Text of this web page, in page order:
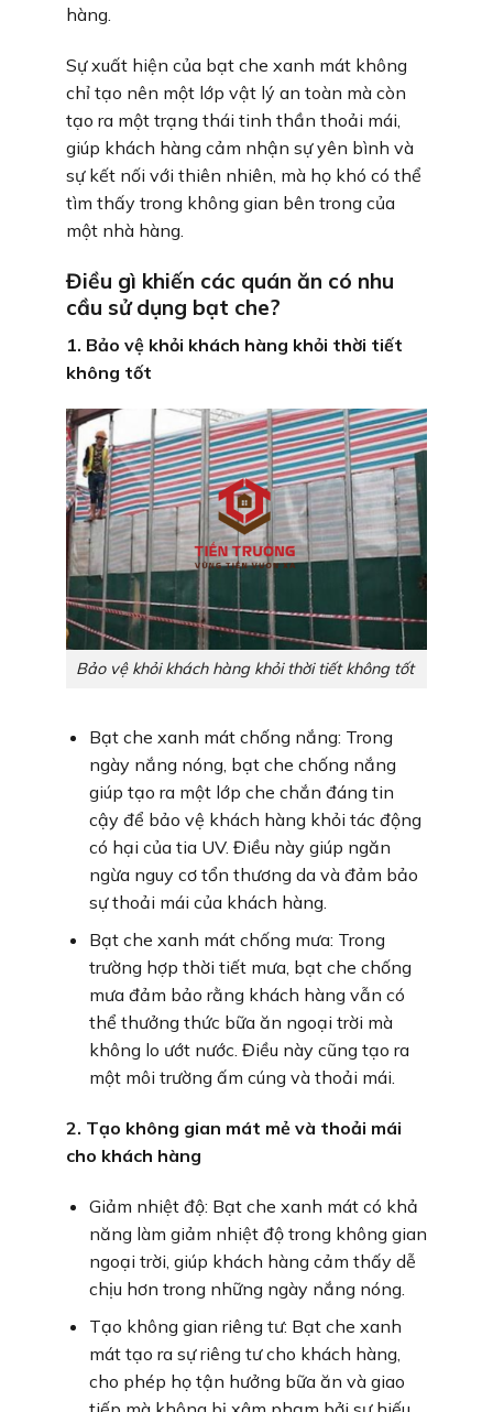
hàng.
Sự xuất hiện của bạt che xanh mát không
chỉ tạo nên một lớp vật lý an toàn mà còn
tạo ra một trạng thái tinh thần thoải mái,
giúp khách hàng cảm nhận sự yên bình và
sự kết nối với thiên nhiên, mà họ khó có thể
tìm thấy trong không gian bên trong của
một nhà hàng.
Điều gì khiến các quán ăn có nhu
cầu sử dụng bạt che?
1. Bảo vệ khỏi khách hàng khỏi thời tiết
không tốt
Bảo vệ khỏi khách hàng khỏi thời tiết không tốt
Bạt che xanh mát chống nắng: Trong
ngày nắng nóng, bạt che chống nắng
giúp tạo ra một lớp che chắn đáng tin
cậy để bảo vệ khách hàng khỏi tác động
có hại của tia UV. Điều này giúp ngăn
ngừa nguy cơ tổn thương da và đảm bảo
sự thoải mái của khách hàng.
Bạt che xanh mát chống mưa: Trong
trường hợp thời tiết mưa, bạt che chống
mưa đảm bảo rằng khách hàng vẫn có
thể thưởng thức bữa ăn ngoại trời mà
không lo ướt nước. Điều này cũng tạo ra
một môi trường ấm cúng và thoải mái.
2. Tạo không gian mát mẻ và thoải mái
cho khách hàng
Giảm nhiệt độ: Bạt che xanh mát có khả
năng làm giảm nhiệt độ trong không gian
ngoại trời, giúp khách hàng cảm thấy dễ
chịu hơn trong những ngày nắng nóng.
Tạo không gian riêng tư: Bạt che xanh
mát tạo ra sự riêng tư cho khách hàng,
cho phép họ tận hưởng bữa ăn và giao